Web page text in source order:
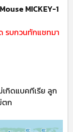
MICKEY-1
รบกวนทักแชทมา
เกิดแบคทีเรีย ลูก
ตก